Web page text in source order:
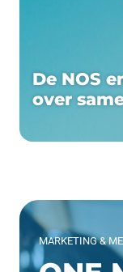
De NOS
over
MARKETING &